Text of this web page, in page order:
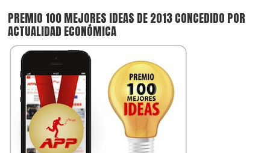
PREMIO 100 MEJORES IDEAS DE 2013 CONCEDIDO POR
ACTUALIDAD ECONÓMICA